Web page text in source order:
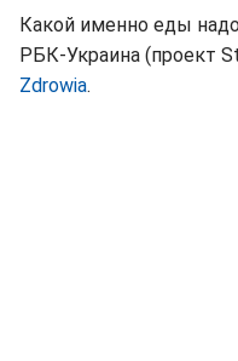
Какой именно еды
РБК-Украина (проект
Zdrowia.